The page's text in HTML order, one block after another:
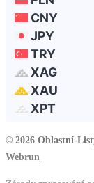
© 2026 Oblastní-
Webrun